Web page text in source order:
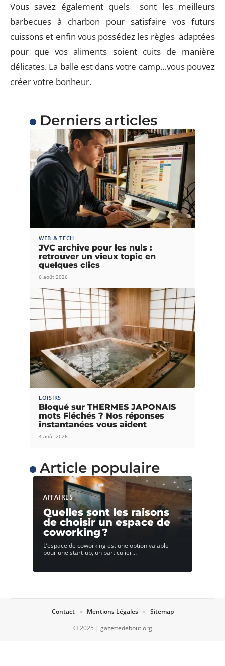
Vous savez également quels sont les meilleurs
barbecues à charbon pour satisfaire vos futurs
cuissons et enfin vous possédez les règles adaptées
pour que vos aliments soient cuits de manière
délicates. La balle est dans votre camp…vous pouvez
créer votre bonheur.
Derniers articles
WEB & TECH
JVC archive pour les nuls :
retrouver un vieux topic en
quelques clics
6 août 2026
LOISIRS
Bloqué sur THERMES JAPONAIS
mots Fléchés ? Nos réponses
instantanées vous aident
4 août 2026
Article populaire
AFFAIRES
Quelles sont les raisons
de choisir un espace de
coworking ?
L’espace de coworking est une option valable
pour une start-up, un particulier…
© 2025 | gazettedebout.org
Contact Mentions Légales Sitemap